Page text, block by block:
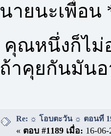
นายนะเพื่อน
คุณหนึ่งก็ไม่
ถ้าคุยกันมัน
Re: ☼ โอบตะวัน ☼ ตอนที่ 19
« ตอบ #1189 เมื่อ: 16-